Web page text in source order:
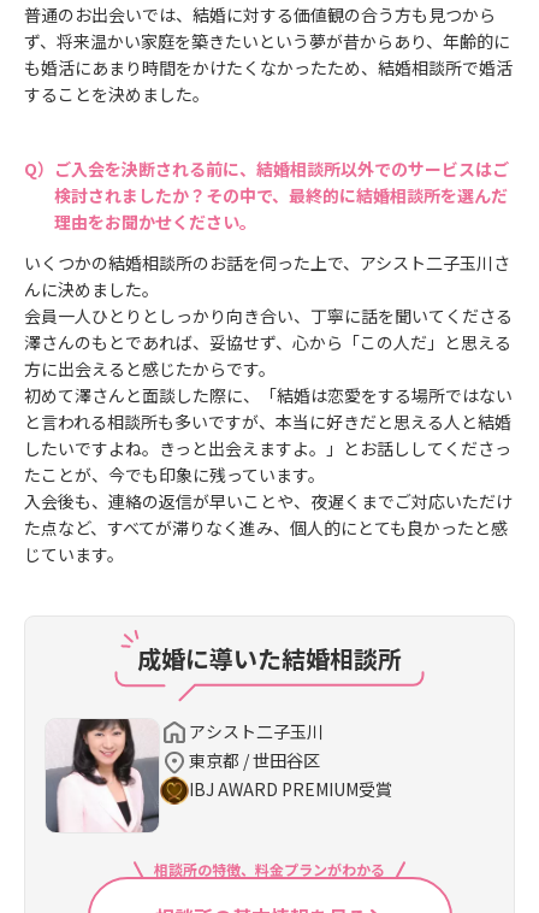
普通のお出会いでは、結婚に対する価値観の合う方も見つから
ず、将来温かい家庭を築きたいという夢が昔からあり、年齢的に
も婚活にあまり時間をかけたくなかったため、結婚相談所で婚活
することを決めました。
ご入会を決断される前に、結婚相談所以外でのサービスはご
検討されましたか？その中で、最終的に結婚相談所を選んだ
理由をお聞かせください。
いくつかの結婚相談所のお話を伺った上で、アシスト二子玉川さ
んに決めました。
会員一人ひとりとしっかり向き合い、丁寧に話を聞いてくださる
澤さんのもとであれば、妥協せず、心から「この人だ」と思える
方に出会えると感じたからです。
初めて澤さんと面談した際に、「結婚は恋愛をする場所ではない
と言われる相談所も多いですが、本当に好きだと思える人と結婚
したいですよね。きっと出会えますよ。」とお話ししてくださっ
たことが、今でも印象に残っています。
入会後も、連絡の返信が早いことや、夜遅くまでご対応いただけ
た点など、すべてが滞りなく進み、個人的にとても良かったと感
じています。
成婚に導いた結婚相談所
アシスト二子玉川
東京都 / 世田谷区
IBJ AWARD PREMIUM受賞
相談所の特徴、料金プランがわかる